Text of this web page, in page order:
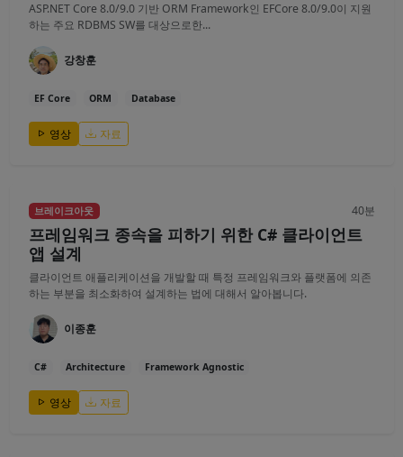
ASP.NET Core 8.0/9.0 기반 ORM Framework인 EFCore 8.0/9.0이 지원
하는 주요 RDBMS SW를 대상으로한...
강창훈
EF Core ORM Database
영상 자료
브레이크아웃 40분
프레임워크 종속을 피하기 위한 C# 클라이언트
앱 설계
클라이언트 애플리케이션을 개발할 때 특정 프레임워크와 플랫폼에 의존
하는 부분을 최소화하여 설계하는 법에 대해서 알아봅니다.
이종훈
C# Architecture Framework Agnostic
영상 자료